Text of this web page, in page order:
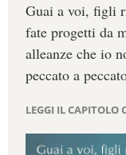
Guai a voi, figli
fate progetti da
alleanze che io
peccato a
LEGGI IL CAPITOLO